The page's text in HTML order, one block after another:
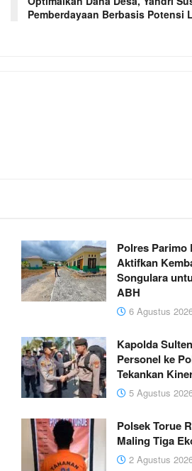
Pemberdayaan Berbasis Potensi
Polres Parimo
Aktifkan
Songulara
ABH
6 Agustus
Kapolda
Personel ke
Tekankan
5 Agustus
Polsek Torue
Maling Tiga
2 Agustus